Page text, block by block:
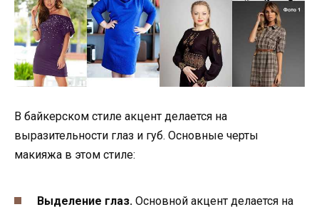
В байкерском стиле акцент делается на
выразительности глаз и губ. Основные черты
макияжа в этом стиле:
Выделение глаз. Основной акцент делается на